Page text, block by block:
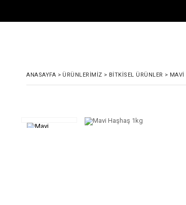
ANASAYFA > ÜRÜNLERIMIZ > BITKISEL ÜRÜNLER > MAVI